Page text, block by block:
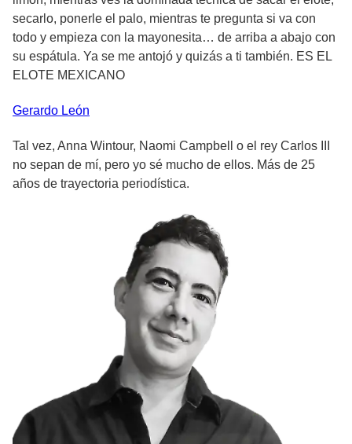
secarlo, ponerle el palo, mientras te pregunta si va con
todo y empieza con la mayonesita… de arriba a abajo con
su espátula. Ya se me antojó y quizás a ti también. ES EL
ELOTE MEXICANO
Gerardo León
Tal vez, Anna Wintour, Naomi Campbell o el rey Carlos III
no sepan de mí, pero yo sé mucho de ellos. Más de 25
años de trayectoria periodística.